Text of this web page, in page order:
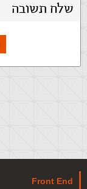
שלח תשובה
Front End